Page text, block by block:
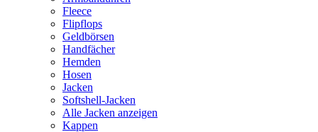
Fleece
Flipflops
Geldbörsen
Handfächer
Hemden
Hosen
Jacken
Softshell-Jacken
Alle Jacken anzeigen
Kappen